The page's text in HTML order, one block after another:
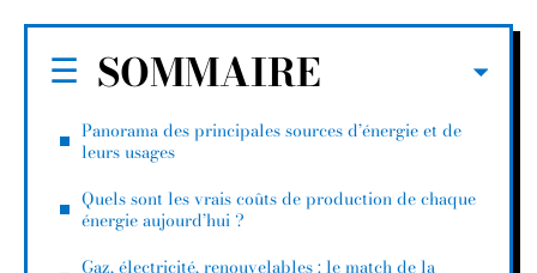
SOMMAIRE
Panorama des principales sources d’énergie et de
leurs usages
Quels sont les vrais coûts de production de chaque
énergie aujourd’hui ?
Gaz, électricité, renouvelables : le match de la